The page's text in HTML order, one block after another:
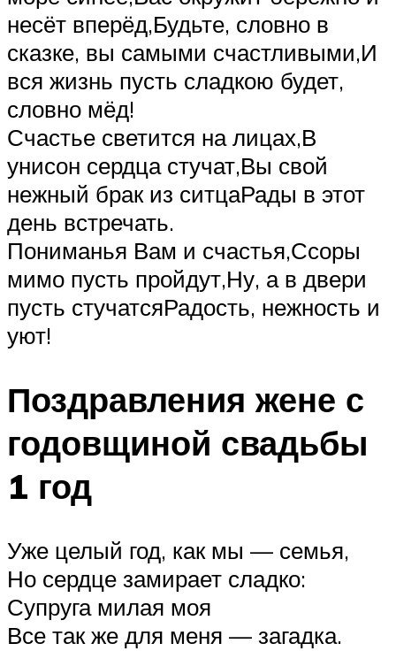
несёт вперёд,Будьте, словно в
сказке, вы самыми счастливыми,И
вся жизнь пусть сладкою будет,
словно мёд!
Счастье светится на лицах,В
унисон сердца стучат,Вы свой
нежный брак из ситцаРады в этот
день встречать.
Пониманья Вам и счастья,Ссоры
мимо пусть пройдут,Ну, а в двери
пусть стучатсяРадость, нежность и
уют!
Поздравления жене с
годовщиной свадьбы
1 год
Уже целый год, как мы — семья,
Но сердце замирает сладко:
Супруга милая моя
Все так же для меня — загадка.